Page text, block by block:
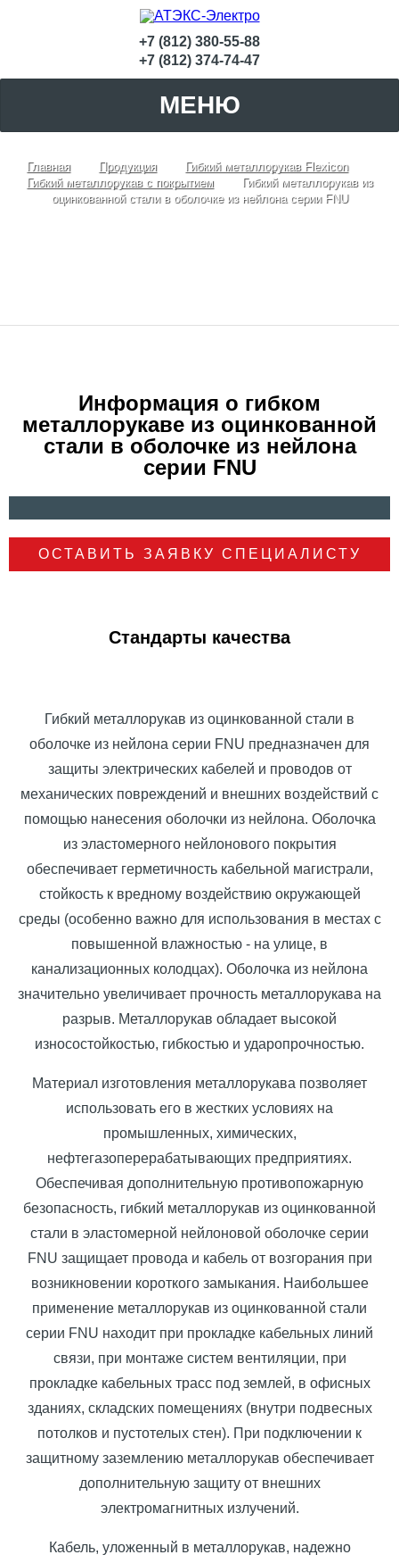
+7 (812) 380-55-88
+7 (812) 374-74-47
МЕНЮ
Главная Продукция
Гибкий металлорукав Flexicon
Гибкий металлорукав с покрытием
Гибкий металлорукав из
оцинкованной стали в оболочке из нейлона серии FNU
Информация о гибком
металлорукаве из оцинкованной
стали в оболочке из нейлона
серии FNU
ОСТАВИТЬ ЗАЯВКУ СПЕЦИАЛИСТУ
Стандарты качества
Гибкий металлорукав из оцинкованной стали в
оболочке из нейлона серии FNU предназначен для
защиты электрических кабелей и проводов от
механических повреждений и внешних воздействий с
помощью нанесения оболочки из нейлона. Оболочка
из эластомерного нейлонового покрытия
обеспечивает герметичность кабельной магистрали,
стойкость к вредному воздействию окружающей
среды (особенно важно для использования в местах с
повышенной влажностью - на улице, в
канализационных колодцах). Оболочка из нейлона
значительно увеличивает прочность металлорукава на
разрыв. Металлорукав обладает высокой
износостойкостью, гибкостью и ударопрочностью.
Материал изготовления металлорукава позволяет
использовать его в жестких условиях на
промышленных, химических,
нефтегазоперерабатывающих предприятиях.
Обеспечивая дополнительную противопожарную
безопасность, гибкий металлорукав из оцинкованной
стали в эластомерной нейлоновой оболочке серии
FNU защищает провода и кабель от возгорания при
возникновении короткого замыкания. Наибольшее
применение металлорукав из оцинкованной стали
серии FNU находит при прокладке кабельных линий
связи, при монтаже систем вентиляции, при
прокладке кабельных трасс под землей, в офисных
зданиях, складских помещениях (внутри подвесных
потолков и пустотелых стен). При подключении к
защитному заземлению металлорукав обеспечивает
дополнительную защиту от внешних
электромагнитных излучений.
Кабель, уложенный в металлорукав, надежно